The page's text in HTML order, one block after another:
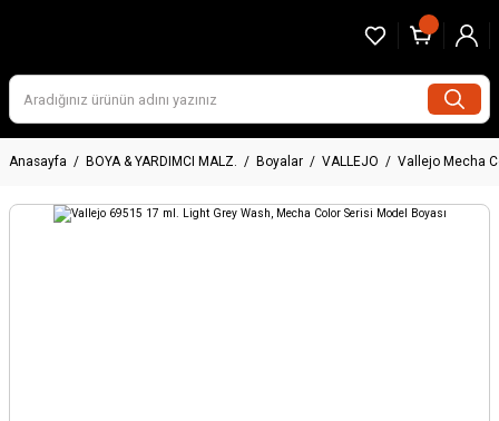
Anasayfa BOYA & YARDIMCI MALZ. Boyalar VALLEJO Vallejo Mecha